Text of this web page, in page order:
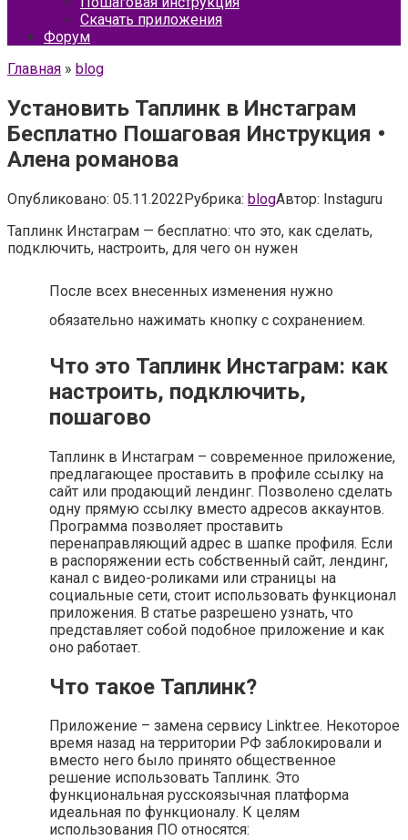
Скачать приложения
Форум
Главная » blog
Установить Таплинк в Инстаграм
Бесплатно Пошаговая Инструкция •
Алена романова
Опубликовано: 05.11.2022Рубрика: blogАвтор: Instaguru
Таплинк Инстаграм — бесплатно: что это, как сделать,
подключить, настроить, для чего он нужен
После всех внесенных изменения нужно
обязательно нажимать кнопку с сохранением.
Что это Таплинк Инстаграм: как
настроить, подключить,
пошагово
Таплинк в Инстаграм – современное приложение,
предлагающее проставить в профиле ссылку на
сайт или продающий лендинг. Позволено сделать
одну прямую ссылку вместо адресов аккаунтов.
Программа позволяет проставить
перенаправляющий адрес в шапке профиля. Если
в распоряжении есть собственный сайт, лендинг,
канал с видео-роликами или страницы на
социальные сети, стоит использовать функционал
приложения. В статье разрешено узнать, что
представляет собой подобное приложение и как
оно работает.
Что такое Таплинк?
Приложение – замена сервису Linktr.ee. Некоторое
время назад на территории РФ заблокировали и
вместо него было принято общественное
решение использовать Таплинк. Это
функциональная русскоязычная платформа
идеальная по функционалу. К целям
использования ПО относятся: